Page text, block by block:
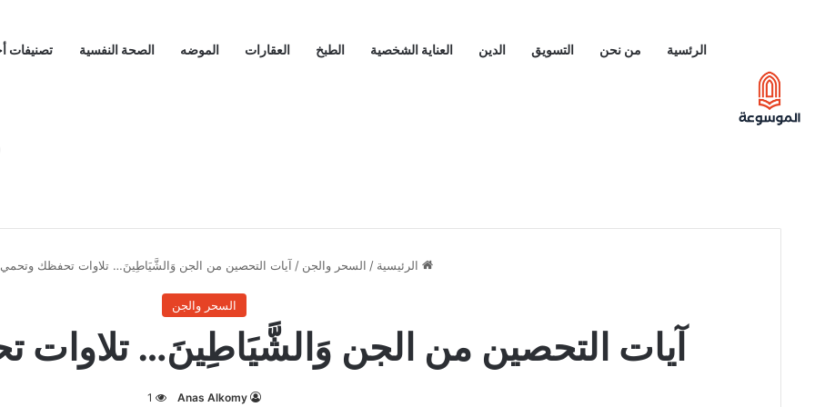
الرئسية من نحن التسويق الدين العناية الشخصية الطبخ العقارات الموضه الصحة النفسية تصنيفات
الرئيسية / السحر والجن / آيات التحصين من الجن وَالشَّيَاطِينَ… تلاوات تحفظك وتحمي
السحر والجن
آيات التحصين من الجن وَالشَّيَاطِينَ… تلاوات
Anas Alkomy
1